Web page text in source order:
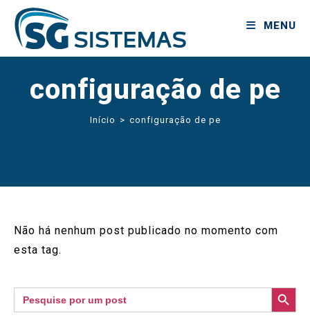
MENU
configuração de pe
Início > configuração de pe
Não há nenhum post publicado no momento com
esta tag.
Search
for:
SEARCH BUTTON